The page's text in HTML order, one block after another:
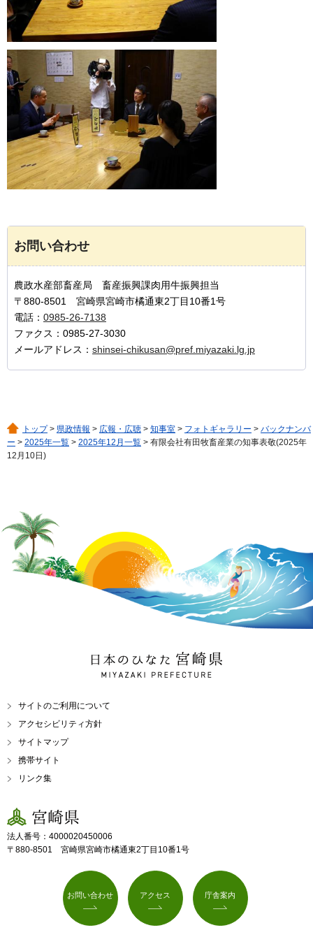
お問い合わせ
農政水産部畜産局 畜産振興課肉用牛振興担当
〒880-8501 宮崎県宮崎市橘通東2丁目10番1号
電話： 0985-26-7138
ファクス：0985-27-3030
メールアドレス： shinsei-chikusan@pref.miyazaki.lg.jp
トップ> 県政情報 > 広報・広聴 > 知事室 > フォトギャラリー > バックナンバ
ー > 2025年一覧 > 2025年12月一覧 > 有限会社有田牧畜産業の知事表敬(2025年
12月10日)
日本のひなた 宮崎県
MIYAZAKI PREFECTURE
サイトのご利用について
アクセシビリティ方針
サイトマップ
携帯サイト
リンク集
宮崎県
法人番号：4000020450006
〒880-8501 宮崎県宮崎市橘通東2丁目10番1号
お問い合わせ アクセス 庁舎案内